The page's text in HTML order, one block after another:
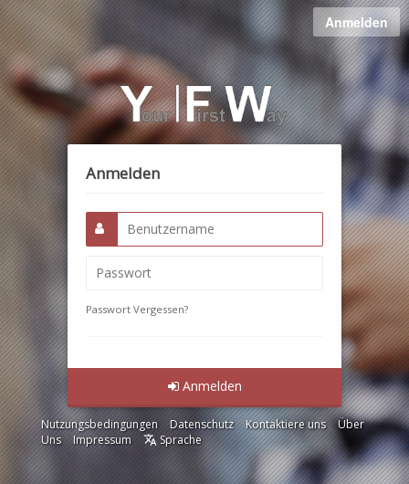
Anmelden
Anmelden
Passwort Vergessen?
Anmelden
Nutzungsbedingungen Datenschutz Kontaktiere uns
Über
Uns
Impressum Sprache